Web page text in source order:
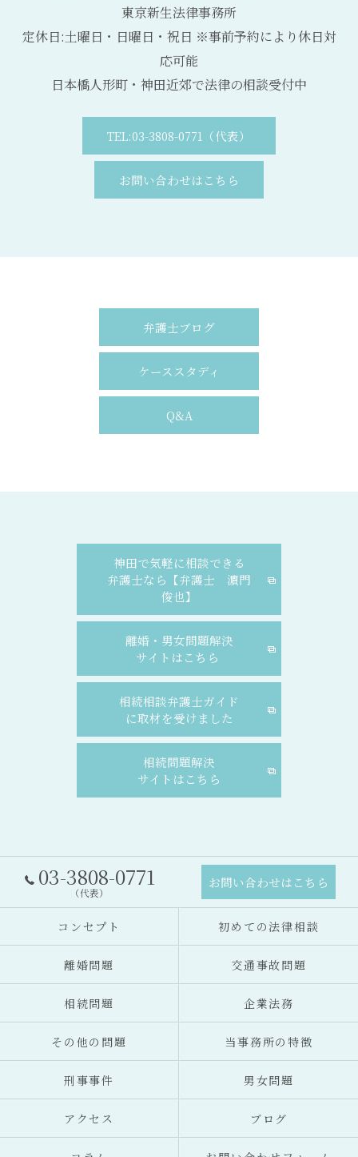
東京新生法律事務所
定休日:土曜日・日曜日・祝日 ※事前予約により休日対
応可能
日本橋人形町・神田近郊で法律の相談受付中
TEL:03-3808-0771（代表）
お問い合わせはこちら
弁護士ブログ
ケーススタディ
Q&A
神田で気軽に相談できる
弁護士なら【弁護士 濵門
俊也】
離婚・男女問題解決
サイトはこちら
相続相談弁護士ガイド
に取材を受けました
相続問題解決
サイトはこちら
03-3808-0771
（代表）
お問い合わせはこちら
コンセプト 初めての法律相談
離婚問題 交通事故問題
相続問題 企業法務
その他の問題 当事務所の特徴
刑事事件 男女問題
アクセス ブログ